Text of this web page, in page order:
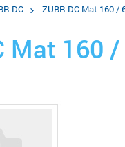
DC ZUBR DC Mat 160 /
Mat 160